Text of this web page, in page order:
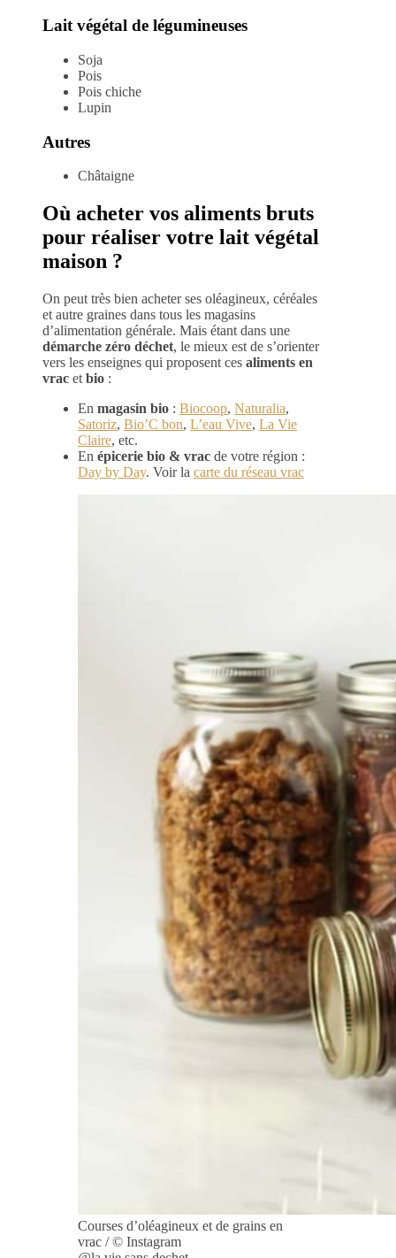
Lait végétal de légumineuses
Soja
Pois
Pois chiche
Lupin
Autres
Châtaigne
Où acheter vos aliments bruts
pour réaliser votre lait végétal
maison ?
On peut très bien acheter ses oléagineux, céréales
et autre graines dans tous les magasins
d’alimentation générale. Mais étant dans une
démarche zéro déchet, le mieux est de s’orienter
vers les enseignes qui proposent ces aliments en
vrac et bio :
En magasin bio : Biocoop, Naturalia,
Satoriz, Bio’C bon, L’eau Vive, La Vie
Claire, etc.
En épicerie bio & vrac de votre région :
Day by Day. Voir la carte du réseau vrac
Courses d’oléagineux et de grains en
vrac / © Instagram